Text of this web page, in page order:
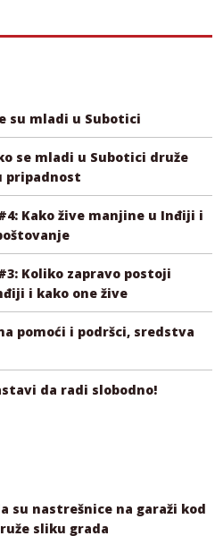
su mladi u Subotici
se mladi u Subotici druže
pripadnost
Kako žive manjine u Inđiji i
Koliko zapravo postoji
i kako one žive
pomoći i podršci, sredstva
da radi slobodno!
su nastrešnice na garaži kod
sliku grada